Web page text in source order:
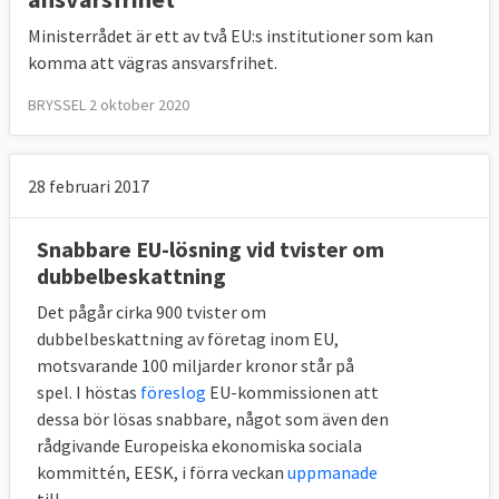
Ministerrådet är ett av två EU:s institutioner som kan
komma att vägras ansvarsfrihet.
BRYSSEL 2 oktober 2020
28 februari 2017
Snabbare EU-lösning vid tvister om
dubbelbeskattning
Det pågår cirka 900 tvister om
dubbelbeskattning av företag inom EU,
motsvarande 100 miljarder kronor står på
spel. I höstas föreslog EU-kommissionen att
dessa bör lösas snabbare, något som även den
rådgivande Europeiska ekonomiska sociala
kommittén, EESK, i förra veckan uppmanade